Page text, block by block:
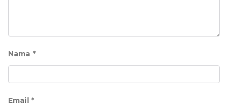
Nama *
Email *